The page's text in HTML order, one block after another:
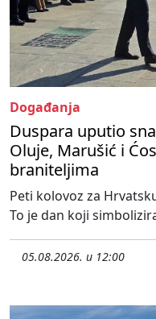
Događanja
Duspara uputio
Oluje, Marušić i
braniteljima
Peti kolovoz za
To je dan koji
05.08.2026. u 12:00